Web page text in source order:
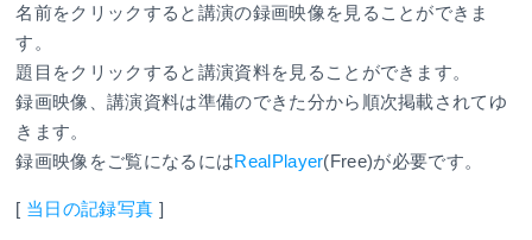
名前をクリックすると講演の録画映像を見ることができま
す。
題目をクリックすると講演資料を見ることができます。
録画映像、講演資料は準備のできた分から順次掲載されてゆ
きます。
録画映像をご覧になるにはRealPlayer(Free)が必要です。
[ 当日の記録写真 ]